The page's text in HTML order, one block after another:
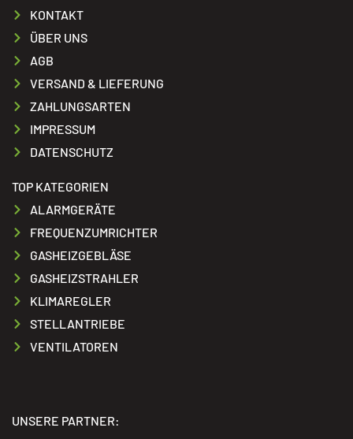
KONTAKT
ÜBER UNS
AGB
VERSAND & LIEFERUNG
ZAHLUNGSARTEN
IMPRESSUM
DATENSCHUTZ
TOP KATEGORIEN
ALARMGERÄTE
FREQUENZUMRICHTER
GASHEIZGEBLÄSE
GASHEIZSTRAHLER
KLIMAREGLER
STELLANTRIEBE
VENTILATOREN
UNSERE PARTNER: